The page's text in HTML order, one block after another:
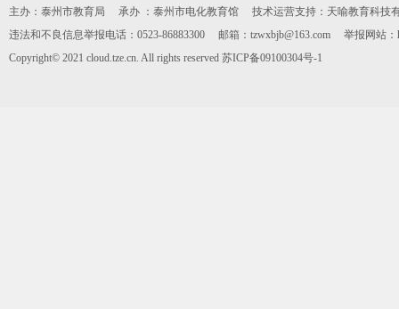
主办：泰州市教育局 承办 ：泰州市电化教育馆 技术运营支持：天喻教育科技有
违法和不良信息举报电话：0523-86883300 邮箱：tzwxbjb@163.com 举报网站：
Copyright© 2021 cloud.tze.cn. All rights reserved 苏ICP备09100304号-1